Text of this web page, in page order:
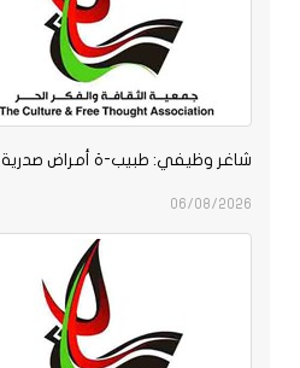
شاغر وظيفي: طبيب-ة أمراض صدرية
06/08/2026